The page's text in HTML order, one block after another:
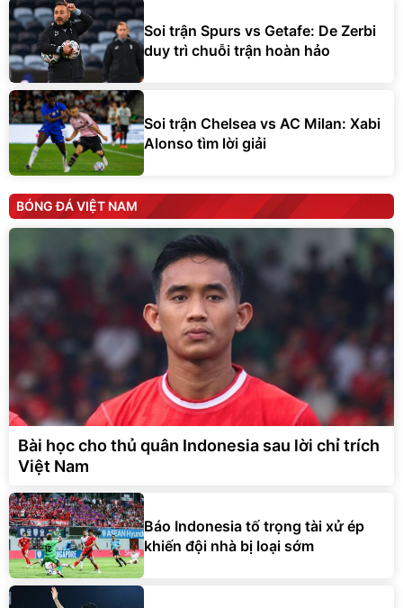
Soi trận Spurs vs Getafe: De Zerbi
duy trì chuỗi trận hoàn hảo
Soi trận Chelsea vs AC Milan: Xabi
Alonso tìm lời giải
BÓNG ĐÁ VIỆT NAM
Bài học cho thủ quân Indonesia sau lời chỉ trích
Việt Nam
Báo Indonesia tố trọng tài xử ép
khiến đội nhà bị loại sớm